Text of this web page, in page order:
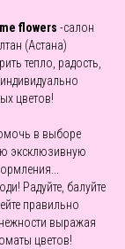
flowers -салон
(Астана)
тепло, радость,
цветов!
в выборе
эксклюзивную
Радуйте, балуйте
правильно
выражая
цветов!